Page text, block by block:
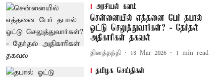
அரசியல் களம்
சென்னையில் எத்தனை பேர் தபால்
ஓட்டு செலுத்துவார்கள்? - தேர்தல்
அதிகாரிகள் தகவல்
தினத்தந்தி 18 Mar 2026 1 min read
தமிழக செய்திகள்